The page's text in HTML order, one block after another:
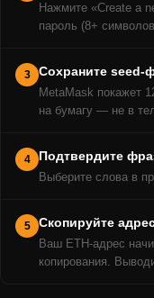
Нажмите «Create a
пароль (8+
3 Сохраните seed-
MetaMask покажет
на бумагу — не в
4 Подтвердите
Выберите слова в
5 Скопируйте
Ваш ETH-адрес
копирования.